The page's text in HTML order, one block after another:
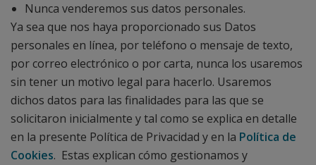
Nunca venderemos sus datos personales.
Ya sea que nos haya proporcionado sus Datos
personales en línea, por teléfono o mensaje de texto,
por correo electrónico o por carta, nunca los usaremos
sin tener un motivo legal para hacerlo. Usaremos
dichos datos para las finalidades para las que se
solicitaron inicialmente y tal como se explica en detalle
en la presente Política de Privacidad y en la Política de
Cookies. Estas explican cómo gestionamos y